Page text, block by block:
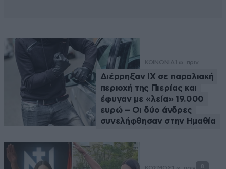
ΚΟΙΝΩΝΙΑ 1 ω. πριν
Διέρρηξαν ΙΧ σε παραλιακή
περιοχή της Πιερίας και
έφυγαν με «λεία» 19.000
ευρώ – Οι δύο άνδρες
συνελήφθησαν στην Ημαθία
8